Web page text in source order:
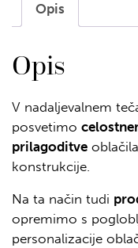
Opis
Opis
V nadaljevalnem
posvetimo
prilagoditve
konstrukcije.
Na ta način tudi
opremimo s
personalizacije